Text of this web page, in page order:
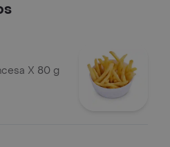
X 80 g